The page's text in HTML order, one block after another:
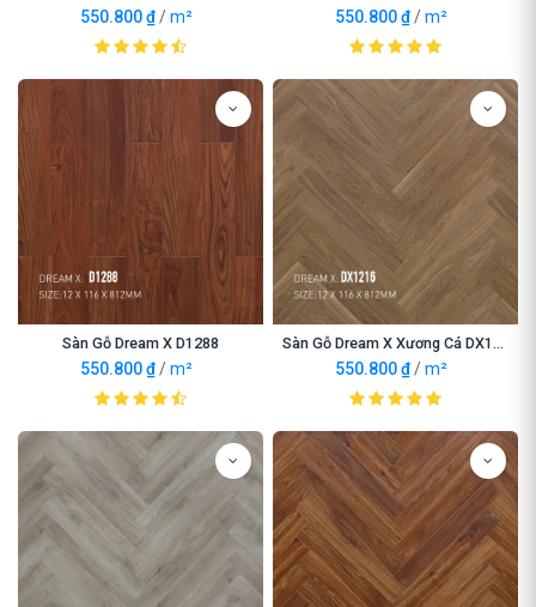
550.800₫ /m² 550.800₫ /m²
Sàn Gỗ Dream X D1288
550.800₫ /m²
Sàn Gỗ Dream X Xương Cá DX1216
550.800₫ /m²